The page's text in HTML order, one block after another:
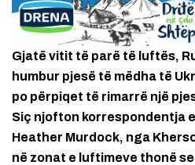
Gjatë vitit të parë të luftës,
humbur pjesë të mëdha të
po përpiqet të rimarrë një
Siç njofton korrespondentja
Heather Murdock, nga
në zonat e luftimeve thonë